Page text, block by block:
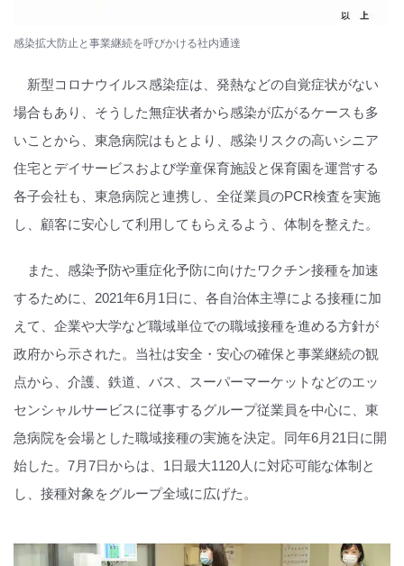
感染拡大防止と事業継続を呼びかける社内通達
新型コロナウイルス感染症は、発熱などの自覚症状がない
場合もあり、そうした無症状者から感染が広がるケースも多
いことから、東急病院はもとより、感染リスクの高いシニア
住宅とデイサービスおよび学童保育施設と保育園を運営する
各子会社も、東急病院と連携し、全従業員のPCR検査を実施
し、顧客に安心して利用してもらえるよう、体制を整えた。
また、感染予防や重症化予防に向けたワクチン接種を加速
するために、2021年6月1日に、各自治体主導による接種に加
えて、企業や大学など職域単位での職域接種を進める方針が
政府から示された。当社は安全・安心の確保と事業継続の観
点から、介護、鉄道、バス、スーパーマーケットなどのエッ
センシャルサービスに従事するグループ従業員を中心に、東
急病院を会場とした職域接種の実施を決定。同年6月21日に開
始した。7月7日からは、1日最大1120人に対応可能な体制と
し、接種対象をグループ全域に広げた。